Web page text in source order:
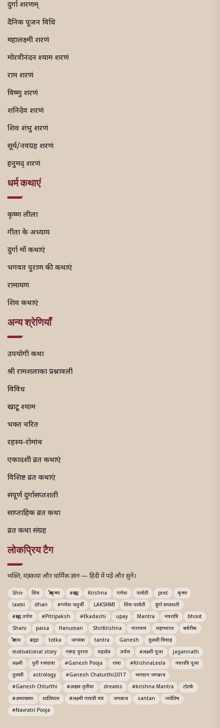
दुर्गा शरणम्
दैनिक पूजन विधि
महालक्ष्मी शरणं
मोरवीनंदन श्याम शरणं
राम शरणं
विष्णु शरणं
शनिदेव शरणं
शिव शंभु शरणं
सूर्य/नवग्रह शरणं
हनुमद् शरणं
धर्म कथाएं
कृष्ण लीला
गीता के अध्याय
दुर्गा माँ कथाएं
भगवत पुराण की कथाएं
रामायण
शिव कथाएं
अन्य श्रेणियाँ
उपयोगी कथा
श्री रामशलाका प्रश्नावली
विविध
खाटू श्याम
भक्त चरित
रहस्य-रोमांच
एकादशी व्रत कथाएं
विशिष्ट व्रत कथाएं
संपूर्ण दुर्गासप्तशती
साप्ताहिक व्रत कथा
व्रत कथा संग्रह
लोकप्रिय टैग
भक्ति, मंत्र, कथा और धार्मिक ज्ञान — हिंदी में पढ़ें और सुनें।
Shiv शिव श्रीकृष्ण #श्राद्ध Krishna गणेश पार्वती pret
कृष्ण
laxmi
dhan #गणेश चतुर्थी LAKSHMI शिव-पार्वती
दुर्गा सप्तशती
#श्राद्ध तर्पण
#Pitripaksh #Ekadashi upay Mantra नवरात्रि
bhoot
Shani
paisa Hanuman ShriKrishna नारायण महाभारत
बर्बरीक
श्रीराम
ब्रह्मा totka जगदंबा tantra Ganesh
तुलसी विवाह
motivational story
गरूड़ पुराण महादेव तर्पण #लक्ष्मी पूजा
jagannath
लक्ष्मी
पुरी रथयात्रा #Ganesh Pooja राधा #KrishnaLeela
नवरात्रि पूजा
तुलसी
astrology #Ganesh Chaturthi2017
भगवान जगन्नाथ
#Ganesh Chturthi
#अक्षय तृतीया dreams #krishna Mantra
टोटके
#अमावस्या
शालिग्राम #लक्ष्मी गायत्री मंत्र जगन्नाथ santan
ज्योतिष
#Navratri Pooja